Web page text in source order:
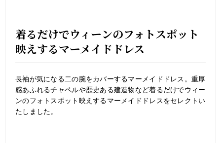
着るだけでウィーンのフォトスポット
映えするマーメイドドレス
長袖が気になる二の腕をカバーするマーメイドドレス。重厚
感あふれるチャペルや歴史ある建造物など着るだけでウィー
ンのフォトスポット映えするマーメイドドレスをセレクトい
たしました。